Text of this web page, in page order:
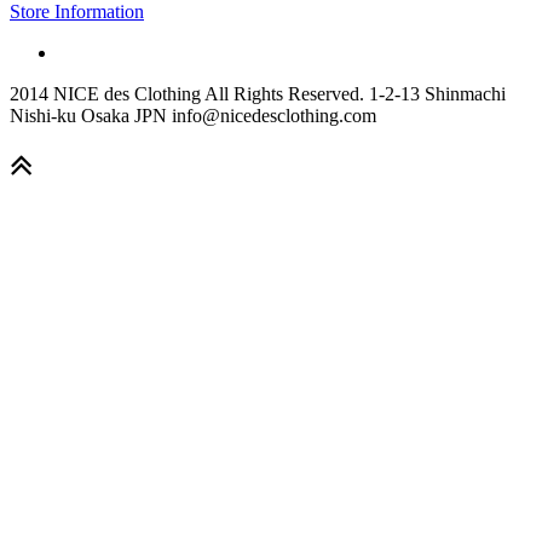
Store Information
2014 NICE des Clothing All Rights Reserved. 1-2-13 Shinmachi
Nishi-ku Osaka JPN info@nicedesclothing.com